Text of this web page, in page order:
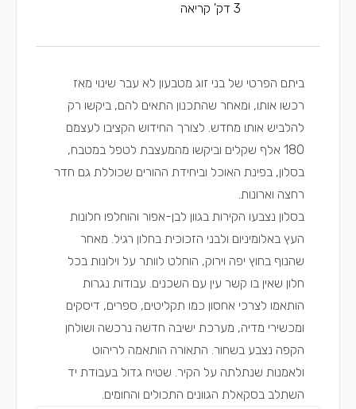
3 דק' קריאה
ביתם הפרטי של בני זוג מטבעון לא עבר שינוי מאז
רכשו אותו, ומאחר שהתכנון התאים להם, ביקשו רק
להלביש אותו מחדש. לצורך החידוש הקציבו לעצמם
180 אלף שקלים וביקשו מהמעצבת לטפל במטבח,
בסלון, בפינת האוכל וביחידת ההורים שכוללת גם חדר
רחצה וארונות.
בסלון נצבעו הקירות בגוון לבן-אפור והוחלפו חלונות
העץ באלומיניום ולבני הזכוכית בחלון רגיל. מאחר
שהנוף בחוץ יפה וירוק, הוחלט לוותר על וילונות בכל
חלון שאין בו קשר עין עם השכנים. עבודות נגרות
הותאמו לצרכי אחסון כמו תקליטים, ספרים, דיסקים
ומכשירי מדיה, מערכת ישיבה חדשה נרכשה ושולחן
הקפה נצבע בשחור. התאורה הותאמה לריהוט
ולאמנות שנתלתה על הקיר. שטיח גדול בעבודת יד
השתלב בסקאלת הגוונים התכולים והחומים.